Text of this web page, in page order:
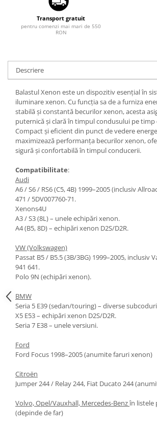
Produse cu discount de pana la
Eleron Portbagaj
Transport gratuit
pentru comenzi mai mari de 550
RON
Descriere
Balastul Xenon este un dispozitiv esențial în
iluminare xenon. Cu funcția sa de a furniza
stabilă și constantă becurilor xenon, acesta
puternică și clară în timpul condusului pe timp
Compact și eficient din punct de vedere
maximizează performanța becurilor xenon,
sigură și confortabilă în timpul conducerii.
Compatibilitate:
Audi
A6 / S6 / RS6 (C5, 4B) 1999–2005 (inclusiv
471 / 5DV007760-71.
Xenons4U
A3 / S3 (8L) – unele echipări xenon.
A4 (B5, 8D) – echipări xenon D2S/D2R.
VW (Volkswagen)
Passat B5 / B5.5 (3B/3BG) 1999–2005, inclusiv
941 641.
Polo 9N (echipări xenon).
BMW
Seria 5 E39 (sedan/touring) – diverse
X5 E53 – echipări xenon D2S/D2R.
Seria 7 E38 – unele versiuni.
Ford
Ford Focus 1998–2005 (anumite faruri xenon)
Citroën
Jumper 244 / Relay 244, Fiat Ducato 244
Volvo, Opel/Vauxhall, Mercedes-Benzîn listele
(depinde de far)